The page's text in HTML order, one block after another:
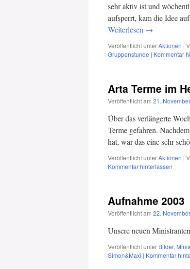
sehr aktiv ist und
aufsperrt, kam die Idee
Weiterlesen →
Veröffentlicht unterAktionen |
Gruppenstunde | Kommentar
Arta Terme im
Veröffentlicht am 21.
Über das verlängerte
Terme gefahren.
hat, war das eine sehr
Veröffentlicht unterAktionen |
Kommentar hinterlassen
Aufnahme 2003
Veröffentlicht am 22.
Unsere neuen
Veröffentlicht unter Bilder,
Simon&Maxi | Kommentar